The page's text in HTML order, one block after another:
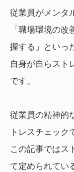
従業員がメンタ
「職場環境の
握する」といっ
自身が自らスト
です。
従業員の精神的
トレスチェック
この記事ではス
て定められてい